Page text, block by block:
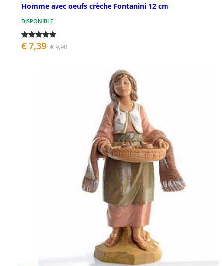
Homme avec oeufs crèche Fontanini 12 cm
DISPONIBLE
€ 7,39 € 9,90